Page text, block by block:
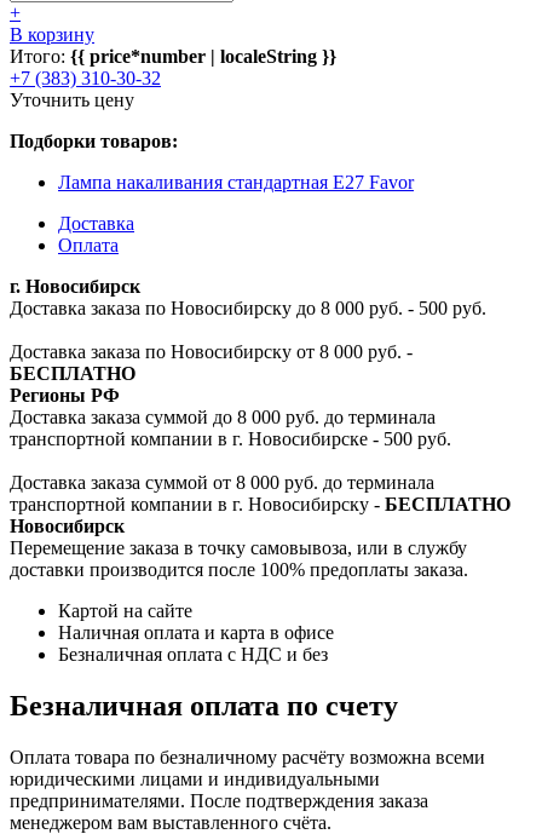
+
В корзину
Итого: {{ price*number | localeString }}
+7 (383) 310-30-32
Уточнить цену
Подборки товаров:
Лампа накаливания стандартная E27 Favor
Доставка
Оплата
г. Новосибирск
Доставка заказа по Новосибирску до 8 000 руб. - 500 руб.
Доставка заказа по Новосибирску от 8 000 руб. -
БЕСПЛАТНО
Регионы РФ
Доставка заказа суммой до 8 000 руб. до терминала
транспортной компании в г. Новосибирске - 500 руб.
Доставка заказа суммой от 8 000 руб. до терминала
транспортной компании в г. Новосибирску - БЕСПЛАТНО
Новосибирск
Перемещение заказа в точку самовывоза, или в службу
доставки производится после 100% предоплаты заказа.
Картой на сайте
Наличная оплата и карта в офисе
Безналичная оплата с НДС и без
Безналичная оплата по счету
Оплата товара по безналичному расчёту возможна всеми
юридическими лицами и индивидуальными
предпринимателями. После подтверждения заказа
менеджером вам выставленного счёта.